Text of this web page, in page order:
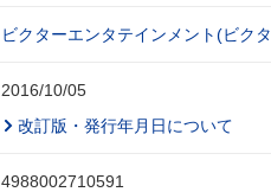
ビクターエンタテインメント(ビク
2016/10/05
改訂版・発行年月日について
4988002710591